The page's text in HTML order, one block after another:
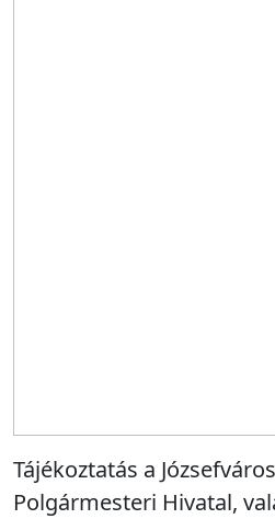
Tájékoztatás a
Polgármesteri Hivatal,